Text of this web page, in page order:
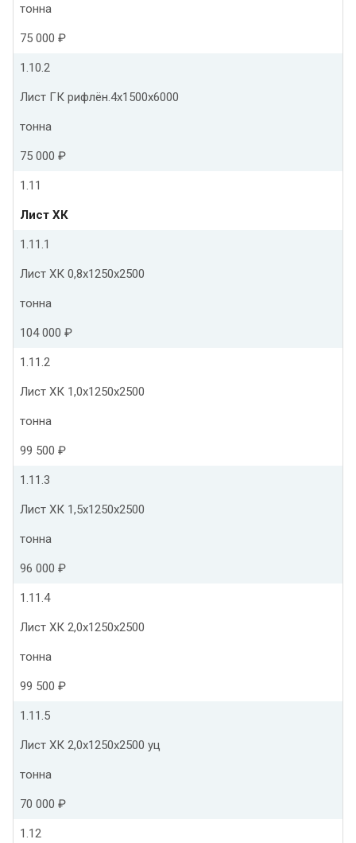
тонна
75 000 ₽
1.10.2
Лист ГК рифлён.4х1500х6000
тонна
75 000 ₽
1.11
Лист ХК
1.11.1
Лист ХК 0,8х1250х2500
тонна
104 000 ₽
1.11.2
Лист ХК 1,0х1250х2500
тонна
99 500 ₽
1.11.3
Лист ХК 1,5х1250х2500
тонна
96 000 ₽
1.11.4
Лист ХК 2,0х1250х2500
тонна
99 500 ₽
1.11.5
Лист ХК 2,0х1250х2500 уц
тонна
70 000 ₽
1.12